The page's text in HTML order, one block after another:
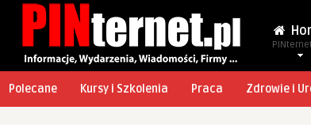
Polecane Kursy i Szkolenia Praca Zdrowie i